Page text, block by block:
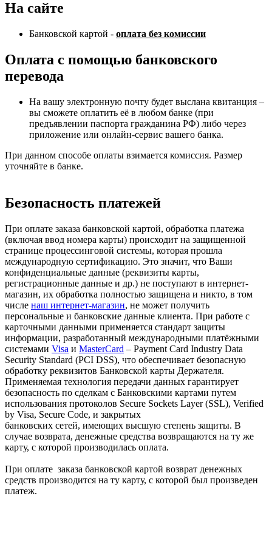
На сайте
Банковской картой - оплата без комиссии
Оплата с помощью банковского
перевода
На вашу электронную почту будет выслана квитанция –
вы сможете оплатить её в любом банке (при
предъявлении паспорта гражданина РФ) либо через
приложение или онлайн-сервис вашего банка.
При данном способе оплаты взимается комиссия. Размер
уточняйте в банке.
Безопасность платежей
При оплате заказа банковской картой, обработка платежа
(включая ввод номера карты) происходит на защищенной
странице процессинговой системы, которая прошла
международную сертификацию. Это значит, что Ваши
конфиденциальные данные (реквизиты карты,
регистрационные данные и др.) не поступают в интернет-
магазин, их обработка полностью защищена и никто, в том
числе наш интернет-магазин, не может получить
персональные и банковские данные клиента. При работе с
карточными данными применяется стандарт защиты
информации, разработанный международными платёжными
системами Visa и MasterCard – Payment Card Industry Data
Security Standard (PCI DSS), что обеспечивает безопасную
обработку реквизитов Банковской карты Держателя.
Применяемая технология передачи данных гарантирует
безопасность по сделкам с Банковскими картами путем
использования протоколов Secure Sockets Layer (SSL), Verified
by Visa, Secure Code, и закрытых
банковских сетей, имеющих высшую степень защиты. В
случае возврата, денежные средства возвращаются на ту же
карту, с которой производилась оплата.
При оплате заказа банковской картой возврат денежных
средств производится на ту карту, с которой был произведен
платеж.